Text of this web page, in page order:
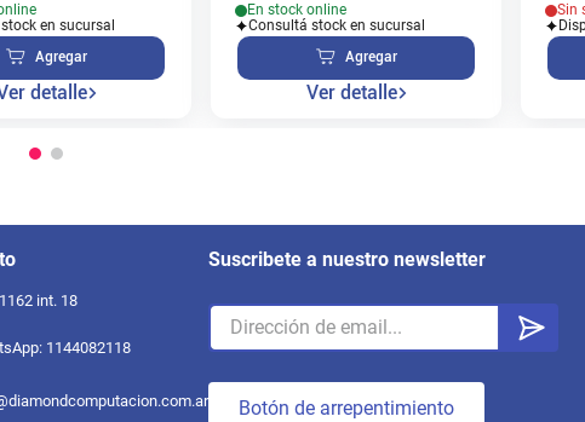
en sucursal
Agregar
detalle
En stock online
Consultá stock en sucursal
Agregar
Ver detalle
Sin
int. 18
1144082118
Suscribete a nuestro newsletter
Botón de arrepentimiento